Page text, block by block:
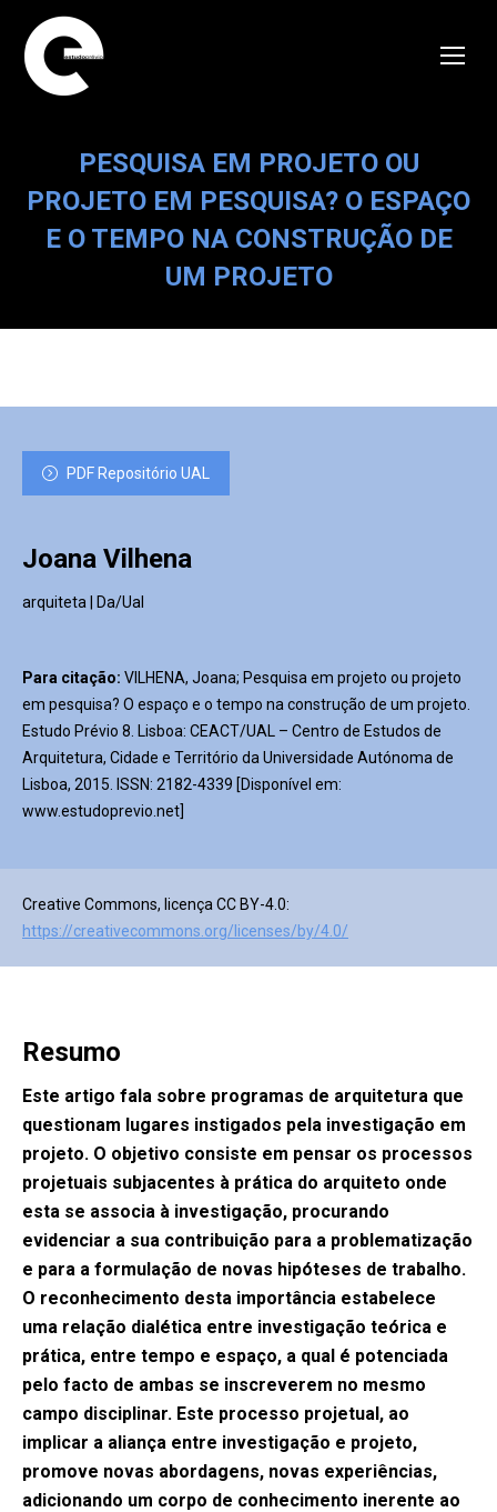
PESQUISA EM PROJETO OU
PROJETO EM PESQUISA? O ESPAÇO
E O TEMPO NA CONSTRUÇÃO DE
UM PROJETO
PDF Repositório UAL
Joana Vilhena
arquiteta | Da/Ual
Para citação: VILHENA, Joana; Pesquisa em projeto ou projeto
em pesquisa? O espaço e o tempo na construção de um projeto.
Estudo Prévio 8. Lisboa: CEACT/UAL – Centro de Estudos de
Arquitetura, Cidade e Território da Universidade Autónoma de
Lisboa, 2015. ISSN: 2182-4339 [Disponível em:
www.estudoprevio.net]
Creative Commons, licença CC BY-4.0:
https://creativecommons.org/licenses/by/4.0/
Resumo
Este artigo fala sobre programas de arquitetura que
questionam lugares instigados pela investigação em
projeto. O objetivo consiste em pensar os processos
projetuais subjacentes à prática do arquiteto onde
esta se associa à investigação, procurando
evidenciar a sua contribuição para a problematização
e para a formulação de novas hipóteses de trabalho.
O reconhecimento desta importância estabelece
uma relação dialética entre investigação teórica e
prática, entre tempo e espaço, a qual é potenciada
pelo facto de ambas se inscreverem no mesmo
campo disciplinar. Este processo projetual, ao
implicar a aliança entre investigação e projeto,
promove novas abordagens, novas experiências,
adicionando um corpo de conhecimento inerente ao